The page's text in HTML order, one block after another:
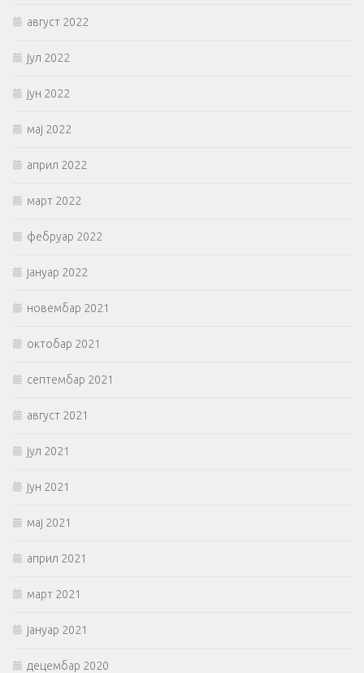
август 2022
јул 2022
јун 2022
мај 2022
април 2022
март 2022
фебруар 2022
јануар 2022
новембар 2021
октобар 2021
септембар 2021
август 2021
јул 2021
јун 2021
мај 2021
април 2021
март 2021
јануар 2021
децембар 2020